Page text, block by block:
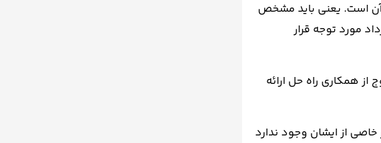
آن است. یعنی باید مشخص
مورد توجه قرار
همکاری راه حل ارائه
از ایشان وجود ندارد